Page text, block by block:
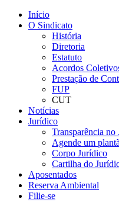
Início
O Sindicato
História
Diretoria
Estatuto
Acordos
Prestação de
FUP
CUT
Notícias
Jurídico
Transparência no
Agende um
Corpo Jurídico
Cartilha do
Aposentados
Reserva Ambiental
Filie-se